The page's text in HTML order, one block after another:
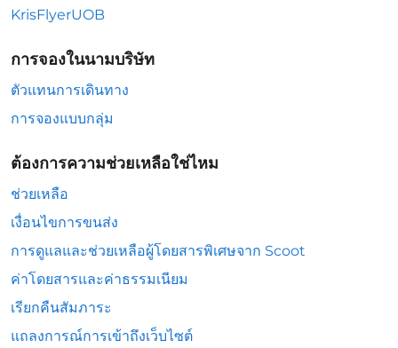
KrisFlyerUOB
การจองในนามบริษัท
ตัวแทนการเดินทาง
การจองแบบกลุ่ม
ต้องการความช่วยเหลือใช่ไหม
ช่วยเหลือ
เงื่อนไขการขนส่ง
การดูแลและช่วยเหลือผู้โดยสารพิเศษจาก Scoot
ค่าโดยสารและค่าธรรมเนียม
เรียกคืนสัมภาระ
แถลงการณ์การเข้าถึงเว็บไซต์